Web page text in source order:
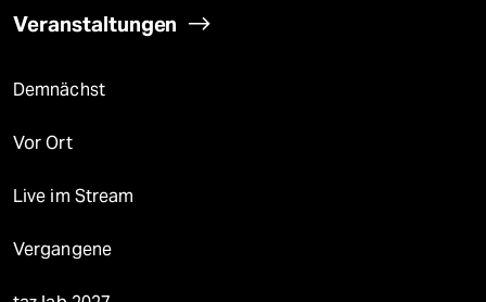
Veranstaltungen
Demnächst
Vor Ort
Live im Stream
Vergangene